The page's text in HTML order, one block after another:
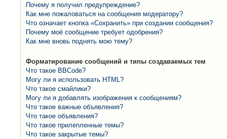
Почему я получил предупреждение?
Как мне пожаловаться на сообщения модератору?
Что означает кнопка «Сохранить» при создании сообщения?
Почему моё сообщение требует одобрения?
Как мне вновь поднять мою тему?
Форматирование сообщений и типы создаваемых тем
Что такое BBCode?
Могу ли я использовать HTML?
Что такое смайлики?
Могу ли я добавлять изображения к сообщениям?
Что такое важные объявления?
Что такое объявления?
Что такое прилепленные темы?
Что такое закрытые темы?